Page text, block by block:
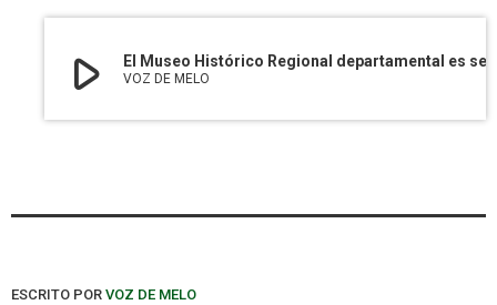
play_arrow VOZ DE MELO
ESCRITO POR VOZ DE MELO